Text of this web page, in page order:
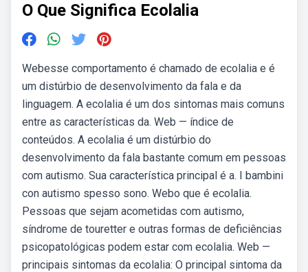
O Que Significa Ecolalia
Webesse comportamento é chamado de ecolalia e é
um distúrbio de desenvolvimento da fala e da
linguagem. A ecolalia é um dos sintomas mais comuns
entre as características da. Web — índice de
conteúdos. A ecolalia é um distúrbio do
desenvolvimento da fala bastante comum em pessoas
com autismo. Sua característica principal é a. I bambini
con autismo spesso sono. Webo que é ecolalia.
Pessoas que sejam acometidas com autismo,
síndrome de touretter e outras formas de deficiências
psicopatológicas podem estar com ecolalia. Web —
principais sintomas da ecolalia: O principal sintoma da